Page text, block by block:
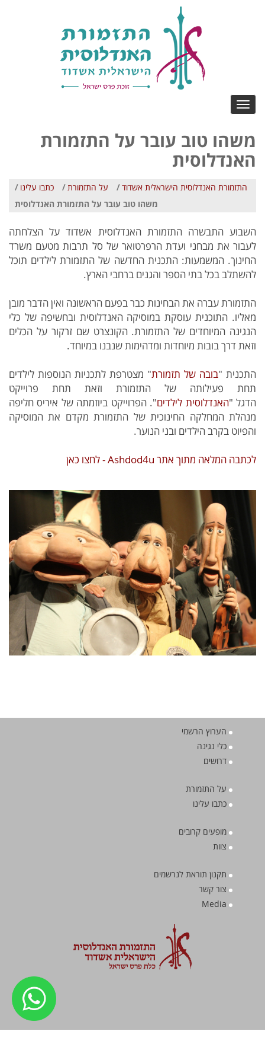
Toggle
navigation
משהו טוב עובר על התזמורת
האנדלוסית
התזמורת האנדלוסית הישראלית אשדוד/ על התזמורת/ כתבו עלינו /
משהו טוב עובר על התזמורת האנדלוסית
השבוע התבשרה התזמורת האנדלוסית אשדוד על הצלחתה
לעבור את מבחני ועדת הרפרטואר של סל תרבות מטעם משרד
החינוך. המשמעות: התכנית החדשה של התזמורת לילדים תוכל
להשתלב בכל בתי הספר והגנים ברחבי הארץ.
התזמורת עברה את הבחינות כבר בפעם הראשונה ואין הדבר מובן
מאליו. התוכנית עוסקת במוסיקה האנדלוסית ובחשיפה של כלי
הנגינה המיוחדים של התזמורת. הקונצרט שם זרקור על הכלים
וזאת דרך בובות מיוחדות ומדהימות שנבנו במיוחד.
התכנית "בובה של תזמורת" מצטרפת לתכניות הנוספות לילדים
תחת פעילותה של התזמורת וזאת תחת פרוייקט
הדגל "האנדלוסית לילדים". הפרוייקט ביוזמתה של איריס חליפה
מנהלת המחלקה החינוכית של התזמורת מקדם את המוסיקה
והפיוט בקרב הילדים ובני הנוער.
לכתבה המלאה מתוך אתר Ashdod4u - לחצו כאן
הערוץ הרשמי
כלי נגינה
דרושים
על התזמורת
כתבו עלינו
מופעים קרובים
צוות
תקנון תוראת לנרשמים
צור קשר